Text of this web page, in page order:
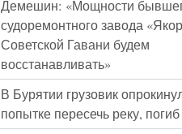
Демешин: «Мощности
судоремонтного завода
Советской Гавани будем
восстанавливать»
В Бурятии грузовик
попытке пересечь реку,